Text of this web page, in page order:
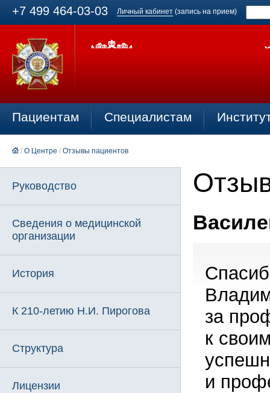
+7 499 464-03-03 Личный кабинет (запись на прием)
Пациентам Специалистам
/ О Центре / Отзывы пациентов
Руководство
Сведения о медицинской
организации
История
К 210-летию Н.И. Пирогова
Структура
Лицензии
за
к
и